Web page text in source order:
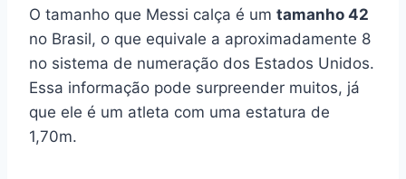
O tamanho que Messi calça é um tamanho 42
no Brasil, o que equivale a aproximadamente 8
no sistema de numeração dos Estados Unidos.
Essa informação pode surpreender muitos, já
que ele é um atleta com uma estatura de
1,70m.